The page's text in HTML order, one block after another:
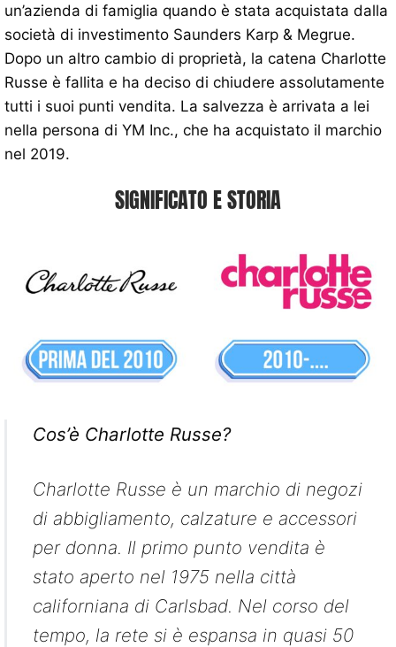
un’azienda di famiglia quando è stata acquistata dalla
società di investimento Saunders Karp & Megrue.
Dopo un altro cambio di proprietà, la catena Charlotte
Russe è fallita e ha deciso di chiudere assolutamente
tutti i suoi punti vendita. La salvezza è arrivata a lei
nella persona di YM Inc., che ha acquistato il marchio
nel 2019.
SIGNIFICATO E STORIA
Cos’è Charlotte Russe?
Charlotte Russe è un marchio di negozi
di abbigliamento, calzature e accessori
per donna. Il primo punto vendita è
stato aperto nel 1975 nella città
californiana di Carlsbad. Nel corso del
tempo, la rete si è espansa in quasi 50